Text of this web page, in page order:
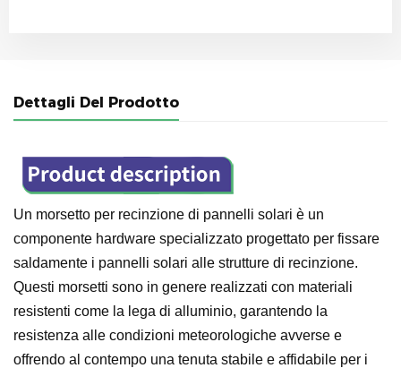
Dettagli Del Prodotto
Un morsetto per recinzione di pannelli solari è un
componente hardware specializzato progettato per fissare
saldamente i pannelli solari alle strutture di recinzione.
Questi morsetti sono in genere realizzati con materiali
resistenti come la lega di alluminio, garantendo la
resistenza alle condizioni meteorologiche avverse e
offrendo al contempo una tenuta stabile e affidabile per i